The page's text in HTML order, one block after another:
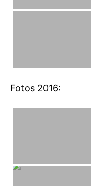
Fotos 2016: